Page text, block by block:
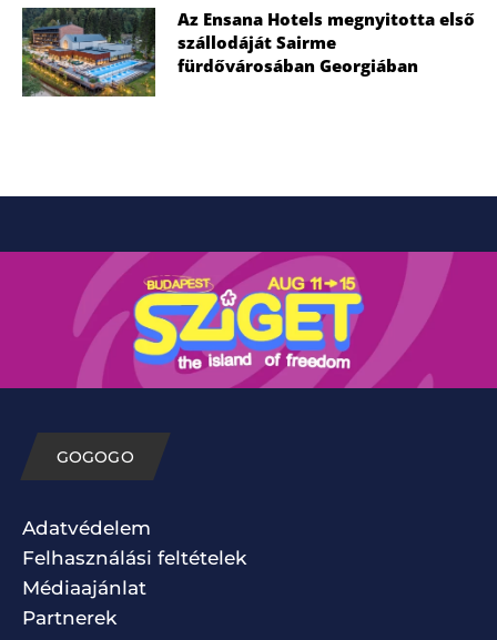
Az Ensana Hotels megnyitotta első
szállodáját Sairme
fürdővárosában Georgiában
GOGOGO
Adatvédelem
Felhasználási feltételek
Médiaajánlat
Partnerek